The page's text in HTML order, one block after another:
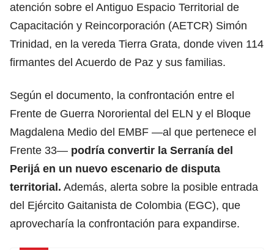
atención sobre el Antiguo Espacio Territorial de
Capacitación y Reincorporación (AETCR) Simón
Trinidad, en la vereda Tierra Grata, donde viven 114
firmantes del Acuerdo de Paz y sus familias.
Según el documento, la confrontación entre el
Frente de Guerra Nororiental del ELN y el Bloque
Magdalena Medio del EMBF —al que pertenece el
Frente 33— podría convertir la Serranía del
Perijá en un nuevo escenario de disputa
territorial. Además, alerta sobre la posible entrada
del Ejército Gaitanista de Colombia (EGC), que
aprovecharía la confrontación para expandirse.